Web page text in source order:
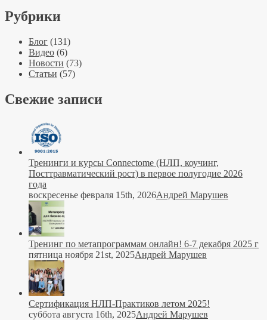
Рубрики
Блог (131)
Видео (6)
Новости (73)
Статьи (57)
Свежие записи
Тренинги и курсы Connectome (НЛП, коучинг,
Посттравматический рост) в первое полугодие 2026
года
воскресенье февраля 15th, 2026Андрей Марушев
Тренинг по метапрограммам онлайн! 6-7 декабря 2025 г
пятница ноября 21st, 2025Андрей Марушев
Сертификация НЛП-Практиков летом 2025!
суббота августа 16th, 2025Андрей Марушев